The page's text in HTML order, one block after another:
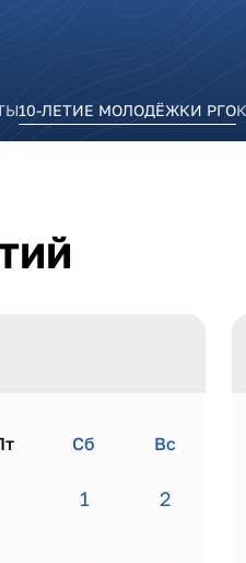
10-ЛЕТИЕ МОЛОДЁЖКИ РГО
Сб Вс
1 2